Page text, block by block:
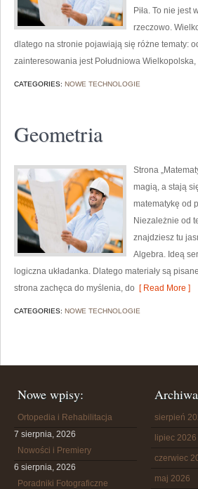
Piła. To nie jest
rzeczowo.
dlatego na stronie pojawiają się różne tematy:
zainteresowania jest Południowa Wielkopolska,
CATEGORIES: NOWE TECHNOLOGIE
Geometria
Strona
magią, a stają
matematykę od
Niezależnie od
znajdziesz tu
Algebra. Ideą
logiczna układanka. Dlatego materiały są
strona zachęca do myślenia, do [ Read More ]
CATEGORIES: NOWE TECHNOLOGIE
Nowe wpisy:
Ortopedia i Rehabilitacja
7 sierpnia, 2026
Nowości i Premiery
6 sierpnia, 2026
Poradniki Fotograficzne
Archiwa
sierpień
lipiec 2026
czerwiec
maj 2026